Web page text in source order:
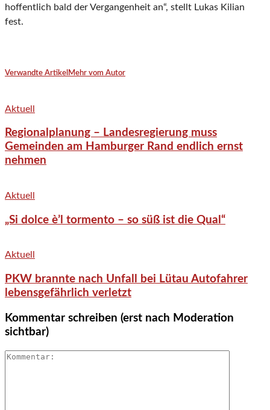
hoffentlich bald der Vergangenheit an“, stellt Lukas Kilian
fest.
Verwandte Artikel Mehr vom Autor
Aktuell
Regionalplanung – Landesregierung muss
Gemeinden am Hamburger Rand endlich ernst
nehmen
Aktuell
„Si dolce è’l tormento – so süß ist die Qual“
Aktuell
PKW brannte nach Unfall bei Lütau Autofahrer
lebensgefährlich verletzt
Kommentar schreiben (erst nach Moderation
sichtbar)